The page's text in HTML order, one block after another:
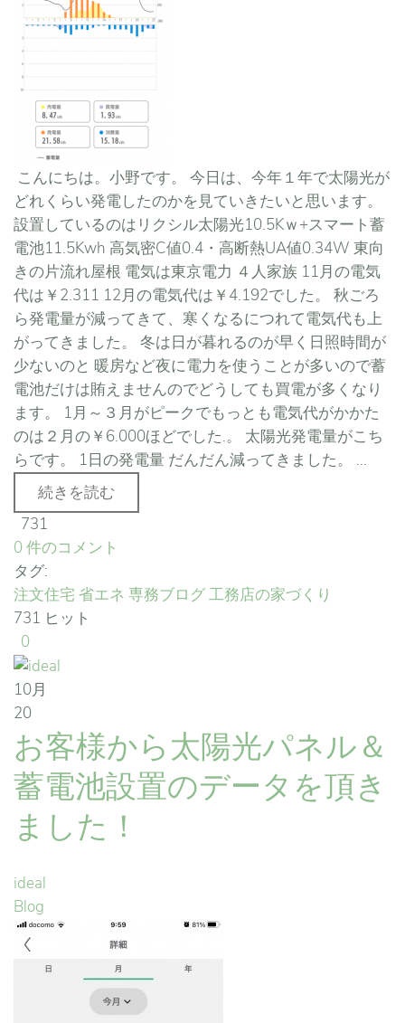
こんにちは。小野です。 今日は、今年１年で太陽光が
どれくらい発電したのかを見ていきたいと思います。
設置しているのはリクシル太陽光10.5Kｗ+スマート蓄
電池11.5Kwh 高気密C値0.4・高断熱UA値0.34W 東向
きの片流れ屋根 電気は東京電力 ４人家族 11月の電気
代は￥2.311 12月の電気代は￥4.192でした。 秋ごろ
ら発電量が減ってきて、寒くなるにつれて電気代も上
がってきました。 冬は日が暮れるのが早く日照時間が
少ないのと 暖房など夜に電力を使うことが多いので蓄
電池だけは賄えませんのでどうしても買電が多くなり
ます。 1月～３月がピークでもっとも電気代がかかた
のは２月の￥6.000ほどでした.。 太陽光発電量がこち
らです。 1日の発電量 だんだん減ってきました。 ...
続きを読む
731
0 件のコメント
タグ:
注文住宅 省エネ 専務ブログ工務店の家づくり
731 ヒット
0
10月
20
お客様から太陽光パネル＆
蓄電池設置のデータを頂き
ました！
ideal
Blog